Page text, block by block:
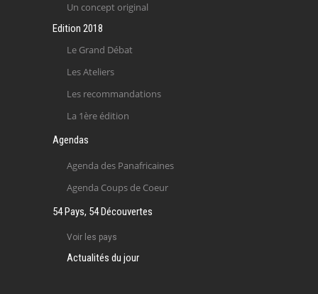
Un concept original
Edition 2018
Le Grand Débat
Les Ateliers
Les recommandations
La 1ère édition
Agendas
Agenda des Panafricaines
Agenda Coups de Coeur
54 Pays, 54 Découvertes
Voir les pays
Actualités du jour